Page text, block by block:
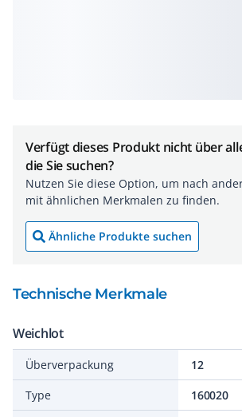
Verfügt dieses Produkt nicht über
die Sie suchen?
Nutzen Sie diese Option, um nach
mit ähnlichen Merkmalen zu finden.
Ähnliche Produkte suchen
Technische Merkmale
Weichlot
Überverpackung
12
Type
160020